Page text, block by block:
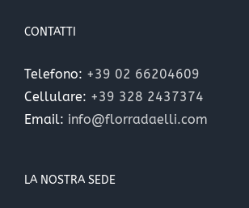
CONTATTI
Telefono: +39 02 66204609
Cellulare: +39 328 2437374
Email: info@florradaelli.com
LA NOSTRA SEDE